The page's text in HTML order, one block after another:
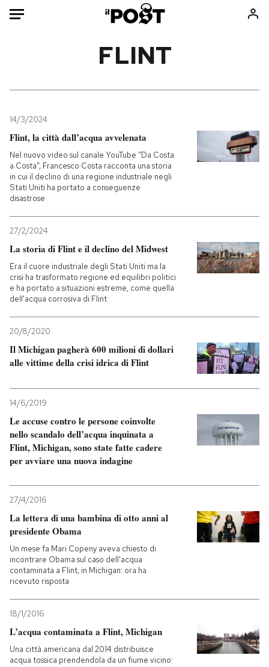
Mondo
Politica
Tecnologia
Internet
Scienza
Storie/Idee
Ok Boomer!
Mondiali calcio 2026
PODCAST
NEWSLETTER
CALENDARIO
Entra
FLINT
14/3/2024
Flint, la città dall’acqua avvelenata
Nel nuovo video sul canale YouTube “Da Costa
a Costa”, Francesco Costa racconta una storia
in cui il declino di una regione industriale negli
Stati Uniti ha portato a conseguenze
disastrose
27/2/2024
La storia di Flint e il declino del Midwest
Era il cuore industriale degli Stati Uniti ma la
crisi ha trasformato regione ed equilibri politici
e ha portato a situazioni estreme, come quella
dell'acqua corrosiva di Flint
20/8/2020
Il Michigan pagherà 600 milioni di dollari
alle vittime della crisi idrica di Flint
14/6/2019
Le accuse contro le persone coinvolte
nello scandalo dell’acqua inquinata a
Flint, Michigan, sono state fatte cadere
per avviare una nuova indagine
27/4/2016
La lettera di una bambina di otto anni al
presidente Obama
Un mese fa Mari Copeny aveva chiesto di
incontrare Obama sul caso dell'acqua
contaminata a Flint, in Michigan: ora ha
ricevuto risposta
18/1/2016
L’acqua contaminata a Flint, Michigan
Una città americana dal 2014 distribuisce
acqua tossica prendendola da un fiume vicino: